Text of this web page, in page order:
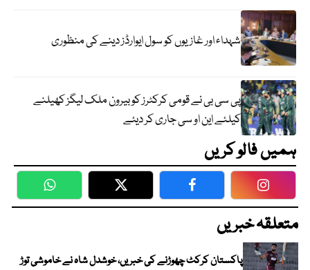
شہداء اور غازیوں کو سول ایوارڈز دینے کی منظوری
پی سی بی نے قومی کرکٹرز کو بیرون ملک لیگز کھیلنے
کیلئے این او سی جاری کر دیئے
ہمیں فالو کریں
WhatsApp Twitter Facebook
متعلقہ خبریں
پاکستان کرکٹ چھوڑنے کی خبریں، خوشدل شاہ نے خاموشی توڑ